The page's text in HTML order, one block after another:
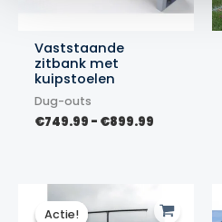
Vaststaande
zitbank met
kuipstoelen
Dug-outs
€749.99 - €899.99Prijsklasse:
Actie!
Actie!